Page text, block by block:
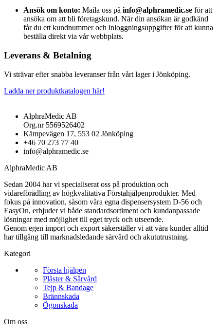
Ansök om konto: Maila oss på info@alphramedic.se för att
ansöka om att bli företagskund. När din ansökan är godkänd
får du ett kundnummer och inloggningsuppgifter för att kunna
beställa direkt via vår webbplats.
Leverans & Betalning
Vi strävar efter snabba leveranser från vårt lager i Jönköping.
Ladda ner produktkatalogen här!
AlphraMedic AB
Org.nr 5569526402
Kämpevägen 17, 553 02 Jönköping
+46 70 273 77 40
info@alphramedic.se
AlphraMedic AB
Sedan 2004 har vi specialiserat oss på produktion och
vidareförädling av högkvalitativa Förstahjälpenprodukter. Med
fokus på innovation, såsom våra egna dispensersystem D-56 och
EasyOn, erbjuder vi både standardsortiment och kundanpassade
lösningar med möjlighet till eget tryck och utseende.
Genom egen import och export säkerställer vi att våra kunder alltid
har tillgång till marknadsledande sårvård och akututrustning.
Kategori
Första hjälpen
Plåster & Sårvård
Tejp & Bandage
Brännskada
Ögonskada
Om oss